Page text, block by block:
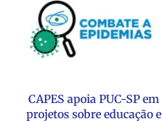
CAPES apoia PUC-SP em
projetos sobre educação e